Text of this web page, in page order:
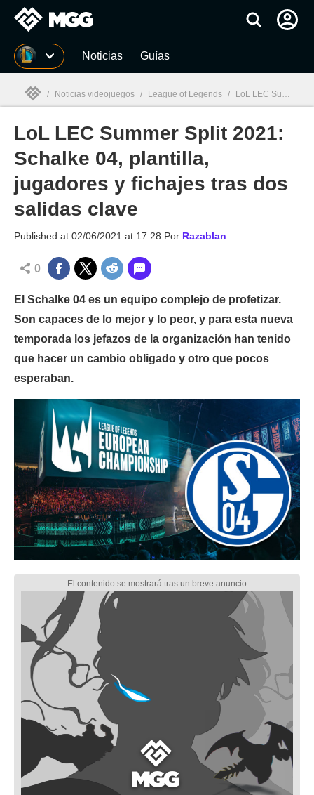
MGG Noticias Guías
MGG
/ Noticias videojuegos / League of Legends / LoL LEC Summer Split 2021: Schalke 04, plantilla, jugadores y fichajes tras dos salidas clave
LoL LEC Summer Split 2021:
Schalke 04, plantilla,
jugadores y fichajes tras dos
salidas clave
Published at 02/06/2021 at 17:28 Por Razablan
0
El Schalke 04 es un equipo complejo de profetizar.
Son capaces de lo mejor y lo peor, y para esta nueva
temporada los jefazos de la organización han tenido
que hacer un cambio obligado y otro que pocos
esperaban.